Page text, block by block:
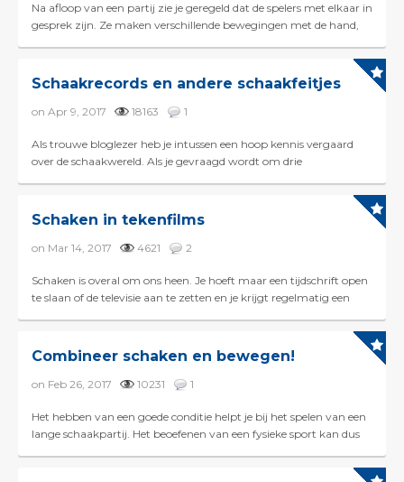
Na afloop van een partij zie je geregeld dat de spelers met elkaar in
gesprek zijn. Ze maken verschillende bewegingen met de hand,
Schaakrecords en andere schaakfeitjes
on Apr 9, 2017 18163 1
Als trouwe bloglezer heb je intussen een hoop kennis vergaard
over de schaakwereld. Als je gevraagd wordt om drie
Schaken in tekenfilms
on Mar 14, 2017 4621 2
Schaken is overal om ons heen. Je hoeft maar een tijdschrift open
te slaan of de televisie aan te zetten en je krijgt regelmatig een
Combineer schaken en bewegen!
on Feb 26, 2017 10231 1
Het hebben van een goede conditie helpt je bij het spelen van een
lange schaakpartij. Het beoefenen van een fysieke sport kan dus